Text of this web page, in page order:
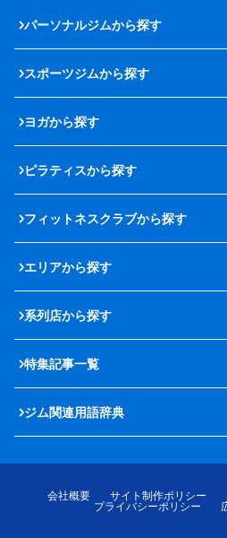
パーソナルジムから探す
スポーツジムから探す
ヨガから探す
ピラティスから探す
フィットネスクラブから探す
エリアから探す
系列店から探す
特集記事一覧
ジム関連用語辞典
会社概要 サイト制作ポリシー
プライバシーポリシー